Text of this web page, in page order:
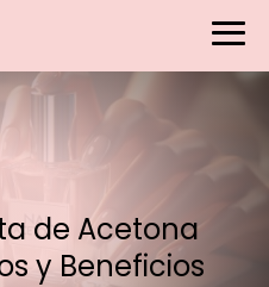
de Acetona
y Beneficios